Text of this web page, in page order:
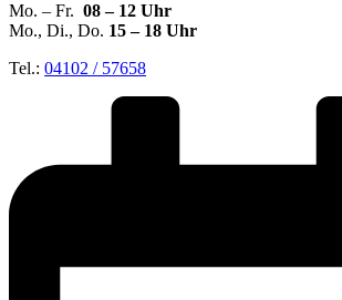
Mo. – Fr. 08 – 12 Uhr
Mo., Di., Do. 15 – 18 Uhr
Tel.: 04102 / 57658